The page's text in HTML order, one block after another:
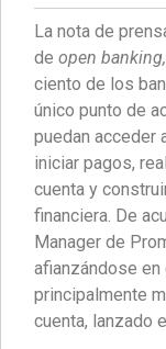
La nota de
de open banking,
ciento de los
único punto de
puedan acceder
iniciar pagos,
cuenta y
financiera. De
Manager de
afianzándose
principalmente
cuenta, lanzado